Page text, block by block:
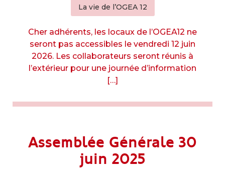
La vie de l’OGEA 12
Cher adhérents, les locaux de l’OGEA12 ne
seront pas accessibles le vendredi 12 juin
2026. Les collaborateurs seront réunis à
l’extérieur pour une journée d’information
[…]
Assemblée Générale 30
juin 2025